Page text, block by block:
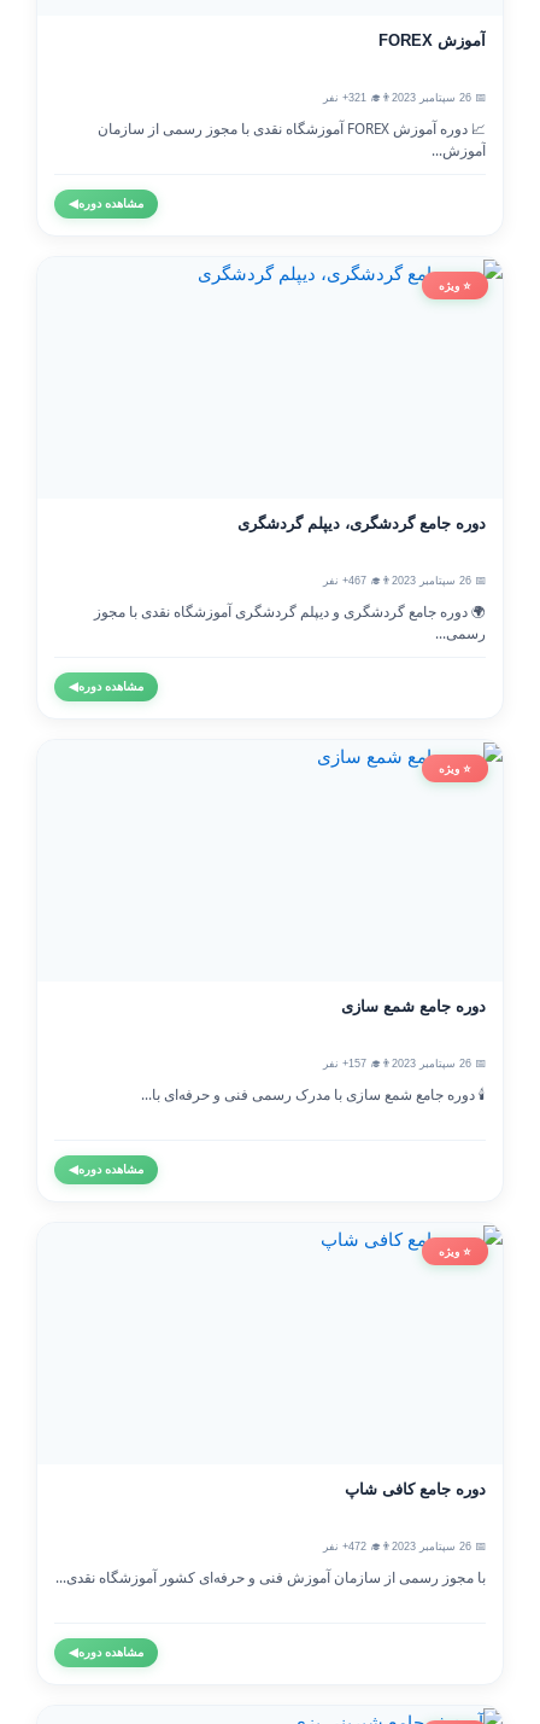
آموزش FOREX
📅 26 سپتامبر 2023 👨‍🎓 321+ نفر
📈 دوره آموزش FOREX آموزشگاه نقدی با مجوز رسمی از سازمان
آموزش...
مشاهده دوره◀
⭐ ویژه
دوره جامع گردشگری، دیپلم گردشگری
📅 26 سپتامبر 2023 👨‍🎓 467+ نفر
🌍 دوره جامع گردشگری و دیپلم گردشگری آموزشگاه نقدی با مجوز
رسمی...
مشاهده دوره◀
⭐ ویژه
دوره جامع شمع سازی
📅 26 سپتامبر 2023 👨‍🎓 157+ نفر
🕯️ دوره جامع شمع سازی با مدرک رسمی فنی و حرفه‌ای با...
مشاهده دوره◀
⭐ ویژه
دوره جامع کافی شاپ
📅 26 سپتامبر 2023 👨‍🎓 472+ نفر
با مجوز رسمی از سازمان آموزش فنی و حرفه‌ای کشور آموزشگاه نقدی...
مشاهده دوره◀